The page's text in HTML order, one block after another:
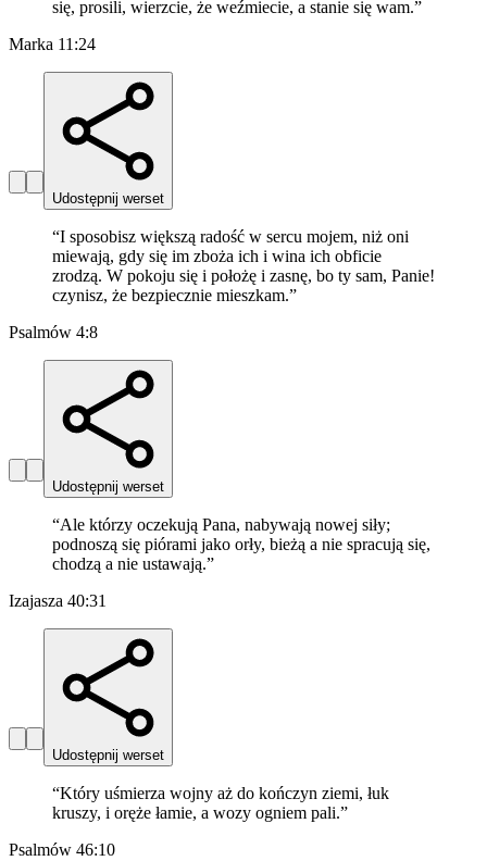
się, prosili, wierzcie, że weźmiecie, a stanie się wam.”
Marka 11:24
Udostępnij werset
“I sposobisz większą radość w sercu mojem, niż oni
miewają, gdy się im zboża ich i wina ich obficie
zrodzą. W pokoju się i położę i zasnę, bo ty sam, Panie!
czynisz, że bezpiecznie mieszkam.”
Psalmów 4:8
Udostępnij werset
“Ale którzy oczekują Pana, nabywają nowej siły;
podnoszą się piórami jako orły, bieżą a nie spracują się,
chodzą a nie ustawają.”
Izajasza 40:31
Udostępnij werset
“Który uśmierza wojny aż do kończyn ziemi, łuk
kruszy, i oręże łamie, a wozy ogniem pali.”
Psalmów 46:10